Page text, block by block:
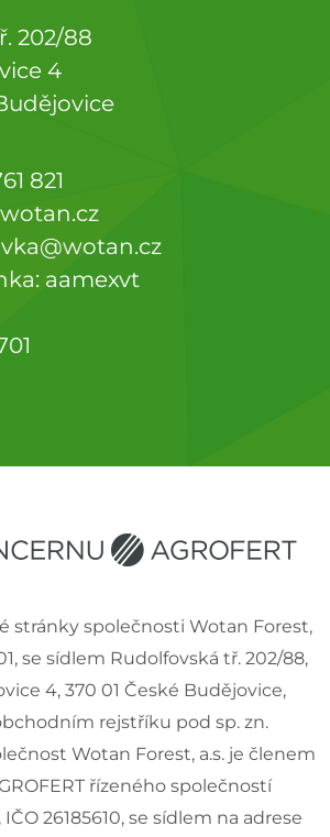
202/88
4
821
aamexvt
stránky společnosti Wotan Forest,
se sídlem Rudolfovská tř. 202/88,
4, 370 01 České Budějovice,
rejstříku pod sp. zn.
Wotan Forest, a.s. je členem
řízeného společností
IČO 26185610, se sídlem na adrese